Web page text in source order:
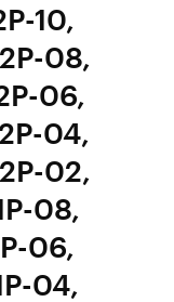
10,
08,
06,
04,
02,
08,
06,
04,